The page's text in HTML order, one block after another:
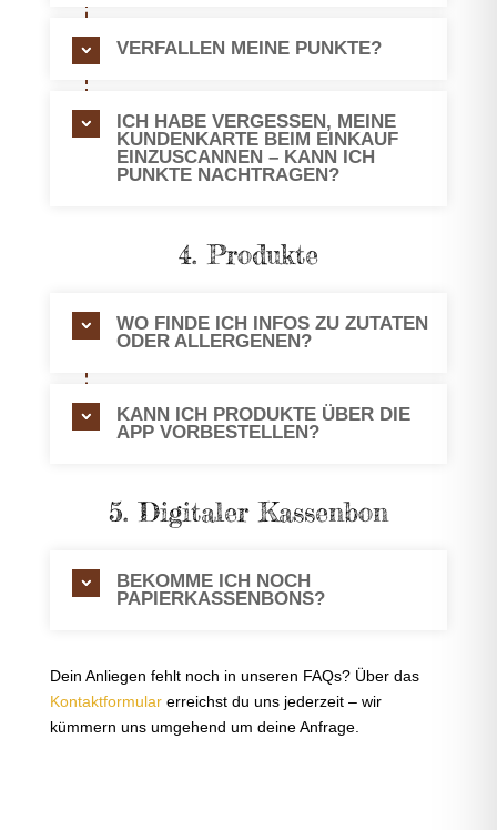
VERFALLEN MEINE PUNKTE?
ICH HABE VERGESSEN, MEINE
KUNDENKARTE BEIM EINKAUF
EINZUSCANNEN – KANN ICH
PUNKTE NACHTRAGEN?
4. Produkte
WO FINDE ICH INFOS ZU ZUTATEN
ODER ALLERGENEN?
KANN ICH PRODUKTE ÜBER DIE
APP VORBESTELLEN?
5. Digitaler Kassenbon
BEKOMME ICH NOCH
PAPIERKASSENBONS?
Dein Anliegen fehlt noch in unseren FAQs? Über das
Kontaktformularerreichst du uns jederzeit – wir
kümmern uns umgehend um deine Anfrage.